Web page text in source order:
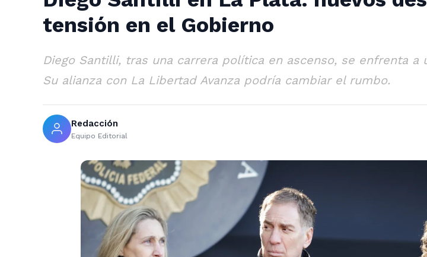
tensión en el Gobierno
Diego Santilli, tras una carrera política en ascenso, se enfrenta
Su alianza con La Libertad Avanza podría cambiar el rumbo.
Redacción
Equipo Editorial